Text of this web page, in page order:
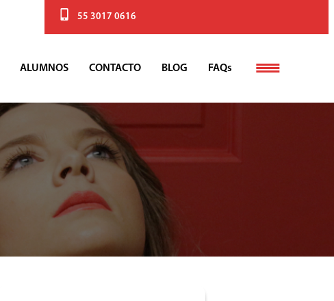
55 3017 0616
ALUMNOS CONTACTO BLOG FAQs